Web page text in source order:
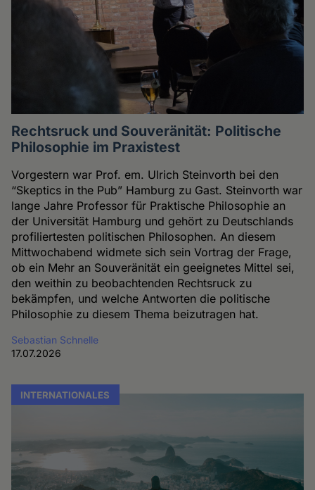
Rechtsruck und Souveränität: Politische
Philosophie im Praxistest
Vorgestern war Prof. em. Ulrich Steinvorth bei den
“Skeptics in the Pub” Hamburg zu Gast. Steinvorth war
lange Jahre Professor für Praktische Philosophie an
der Universität Hamburg und gehört zu Deutschlands
profiliertesten politischen Philosophen. An diesem
Mittwochabend widmete sich sein Vortrag der Frage,
ob ein Mehr an Souveränität ein geeignetes Mittel sei,
den weithin zu beobachtenden Rechtsruck zu
bekämpfen, und welche Antworten die politische
Philosophie zu diesem Thema beizutragen hat.
Sebastian Schnelle
17.07.2026
INTERNATIONALES